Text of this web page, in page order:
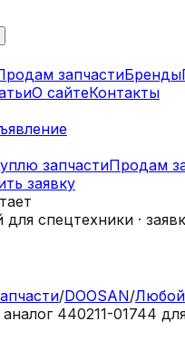
запчастиБренды
О сайтеКонтакты
запчастиПродам
заявку
спецтехники ·
/DOOSAN/
440211-01744